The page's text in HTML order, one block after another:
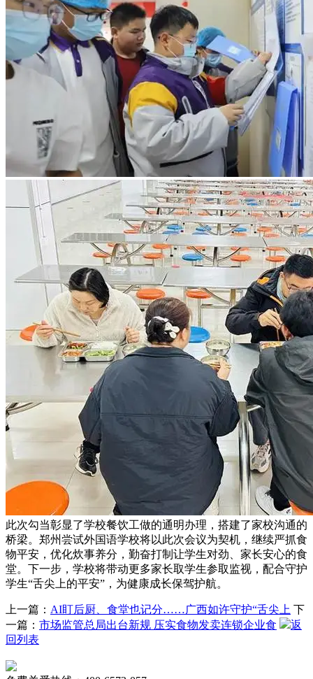
此次勾当彰显了学校餐饮工做的通明办理，搭建了家校沟通的
桥梁。郑州尝试外国语学校将以此次会议为契机，继续严抓食
物平安，优化炊事养分，勤奋打制让学生对劲、家长安心的食
堂。下一步，学校将带动更多家长取学生参取监视，配合守护
学生“舌尖上的平安”，为健康成长保驾护航。
上一篇： AI盯后厨、食堂也记分……广西如许守护“舌尖上 下
一篇： 市场监管总局出台新规 压实食物发卖连锁企业食
返
回列表